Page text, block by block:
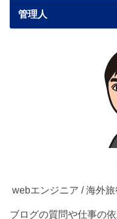
管理人
webエンジニア / 海外
ブログの質問や仕事の